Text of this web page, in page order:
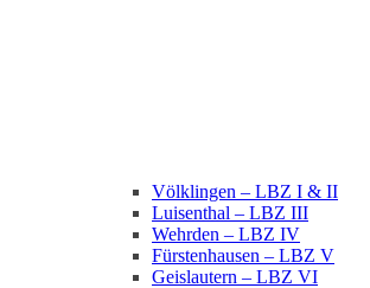
Völklingen – LBZ I & II
Luisenthal – LBZ III
Wehrden – LBZ IV
Fürstenhausen – LBZ V
Geislautern – LBZ VI